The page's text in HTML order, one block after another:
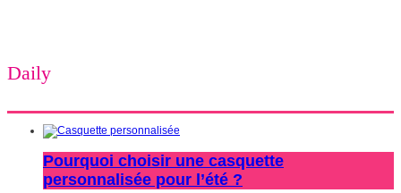
Daily
Pourquoi choisir une casquette
personnalisée pour l’été ?